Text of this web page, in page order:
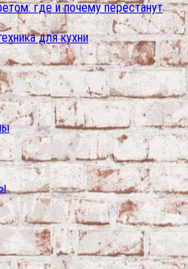
где и почему перестанут
для кухни